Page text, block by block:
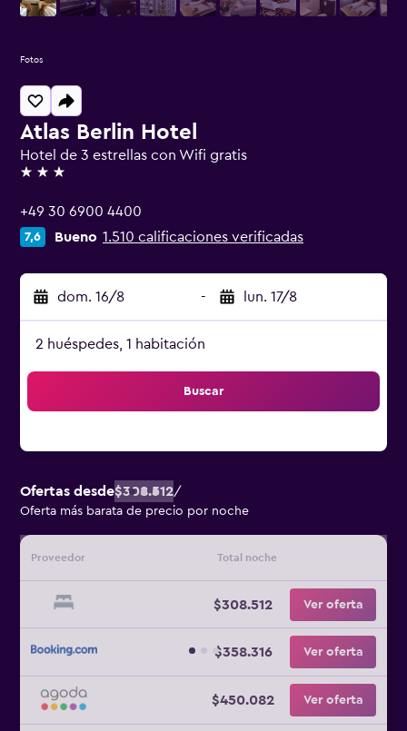
Atlas Berlin Hotel
Hotel de 3 estrellas con Wifi gratis
3 estrellas
+49 30 6900 4400
7,6 Bueno 1.510 calificaciones verificadas
dom. 16/8 - lun. 17/8
2 huéspedes, 1 habitación
Buscar
Ofertas desde$308.512/
Oferta más barata de precio por noche
Proveedor Total noche
$308.512 Ver oferta
$358.316 Ver oferta
$450.082 Ver oferta
Fotos